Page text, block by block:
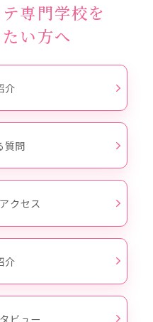
専門学校を
い方へ
介
質問
クセス
介
ビュー